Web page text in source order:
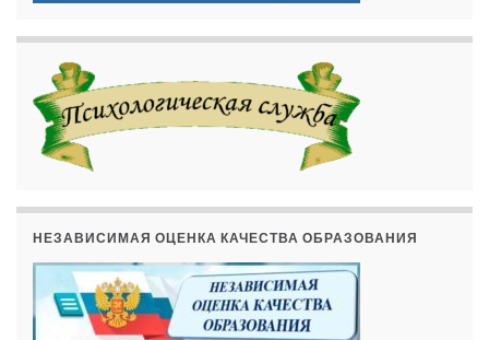
НЕЗАВИСИМАЯ ОЦЕНКА КАЧЕСТВА ОБРАЗОВАНИЯ